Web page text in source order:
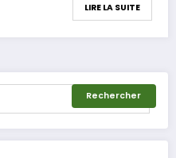
LIRE LA SUITE